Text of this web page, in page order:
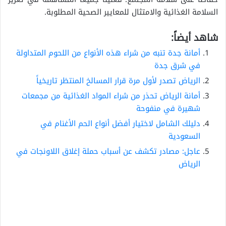
السلامة الغذائية والامتثال للمعايير الصحية المطلوبة.
شاهد أيضاً:
أمانة جدة تنبه من شراء هذه الأنواع من اللحوم المتداولة
في شرق جدة
الرياض تصدر لأول مرة قرار المسالخ المنتظر تاريخياً
أمانة الرياض تحذر من شراء المواد الغذائية من مجمعات
شهيرة في منفوحة
دليلك الشامل لاختيار أفضل أنواع الحم الأغنام في
السعودية
عاجل: مصادر تكشف عن أسباب حملة إغلاق اللاونجات في
الرياض